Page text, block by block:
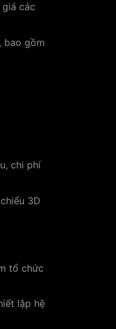
các
bao gồm
chi phí
3D
tổ chức
lập hệ